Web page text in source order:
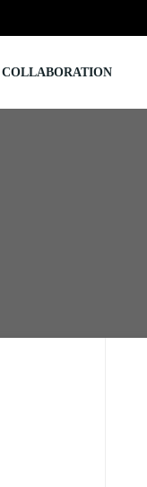
COLLABORATION